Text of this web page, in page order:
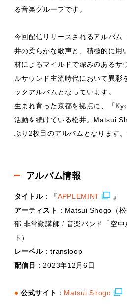
る音楽グループです。
今回配信リリースされるアルバム
井の柔らかな歌声と、積極的に用
材によるマイルドで深みのあるサ
ルサウンド主流時代において異彩
ックアルバムとなっています。
生まれ育った京都を拠点に、「
活動を続けている松井。Matsui
ぶり2枚目のアルバムとなります
アルバム情報
タイトル：『APPLEMINT
』
アーティスト ：Matsui Shogo（
部 非常勤講師 / 音楽バンド「空中
ト）
レーベル：transloop
配信日
：2023年12月6日
● 公式サイト ： Matsui Shogo